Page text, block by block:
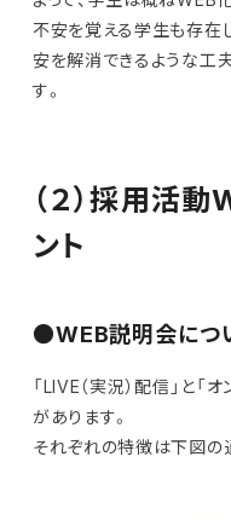
不安を覚える学生も存在
安を解消できるような工
す。
（２）採用活
ント
●WEB説明会につ
「LIVE（実況）配信」と「
があります。
それぞれの特徴は下図の